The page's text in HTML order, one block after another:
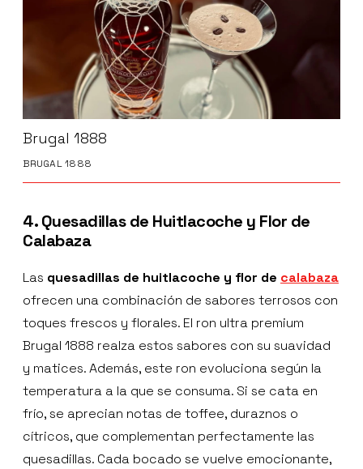
Brugal 1888
BRUGAL 1888
4. Quesadillas de Huitlacoche y Flor de
Calabaza
Las quesadillas de huitlacoche y flor de calabaza
ofrecen una combinación de sabores terrosos con
toques frescos y florales. El ron ultra premium
Brugal 1888 realza estos sabores con su suavidad
y matices. Además, este ron evoluciona según la
temperatura a la que se consuma. Si se cata en
frío, se aprecian notas de toffee, duraznos o
cítricos, que complementan perfectamente las
quesadillas. Cada bocado se vuelve emocionante,